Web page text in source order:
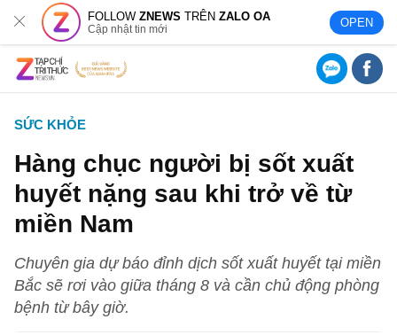
FOLLOWZNEWS TRÊNZALO OA
Cập nhật tin mới OPEN
SỨC KHỎE
Hàng chục người bị sốt xuất
huyết nặng sau khi trở về từ
miền Nam
Chuyên gia dự báo đỉnh dịch sốt xuất huyết tại miền
Bắc sẽ rơi vào giữa tháng 8 và cần chủ động phòng
bệnh từ bây giờ.